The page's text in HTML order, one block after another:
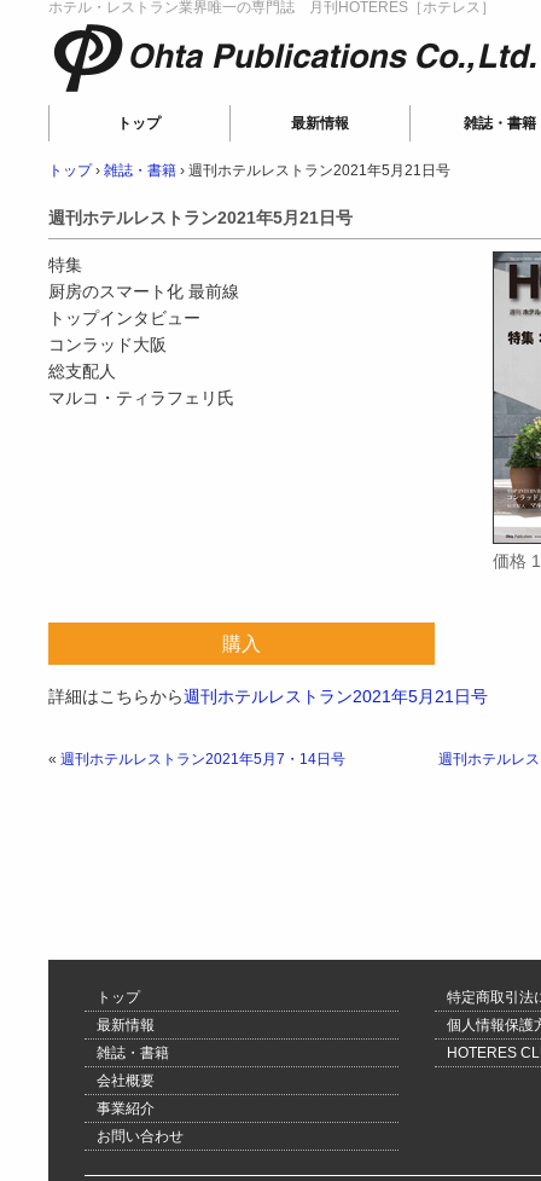
ホテル・レストラン業界唯一の専門誌 月刊HOTERES［ホテレス］
Ohta Publications
トップ 最新情報 雑誌・書籍
トップ › 雑誌・書籍 › 週刊ホテルレストラン2021年5月21日号
週刊ホテルレストラン2021年5月21日号
特集
厨房のスマート化 最前線
トップインタビュー
コンラッド大阪
総支配人
マルコ・ティラフェリ氏
価格
購入
詳細はこちらから週刊ホテルレストラン2021年5月21日号
« 週刊ホテルレストラン2021年5月7・14日号 週刊ホテルレ
トップ
最新情報
雑誌・書籍
会社概要
事業紹介
お問い合わせ
特定商取引法
個人情報保護
HOTERES